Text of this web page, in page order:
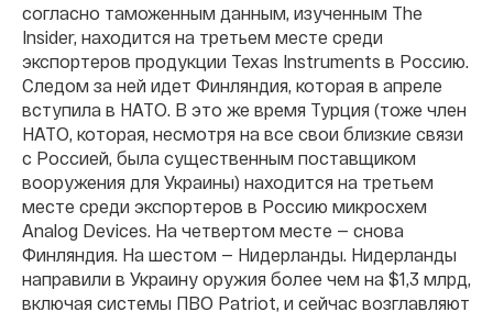
согласно таможенным данным, изученным The
Insider, находится на третьем месте среди
экспортеров продукции Texas Instruments в Россию.
Следом за ней идет Финляндия, которая в апреле
вступила в НАТО. В это же время Турция (тоже член
НАТО, которая, несмотря на все свои близкие связи
с Россией, была существенным поставщиком
вооружения для Украины) находится на третьем
месте среди экспортеров в Россию микросхем
Analog Devices. На четвертом месте — снова
Финляндия. На шестом — Нидерланды. Нидерланды
направили в Украину оружия более чем на $1,3 млрд,
включая системы ПВО Patriot, и сейчас возглавляют